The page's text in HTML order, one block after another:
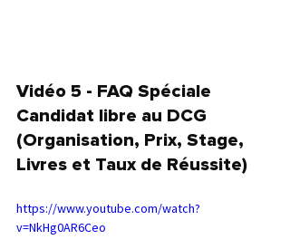
Vidéo 5 - FAQ Spéciale
Candidat libre au DCG
(Organisation, Prix, Stage,
Livres et Taux de Réussite)
https://www.youtube.com/watch?
v=NkHg0AR6Ceo